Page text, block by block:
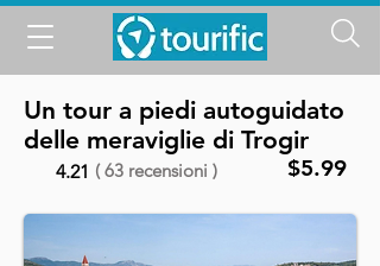
Un tour a piedi autoguidato
delle meraviglie di Trogir
4.21 ( 63 recensioni ) $5.99